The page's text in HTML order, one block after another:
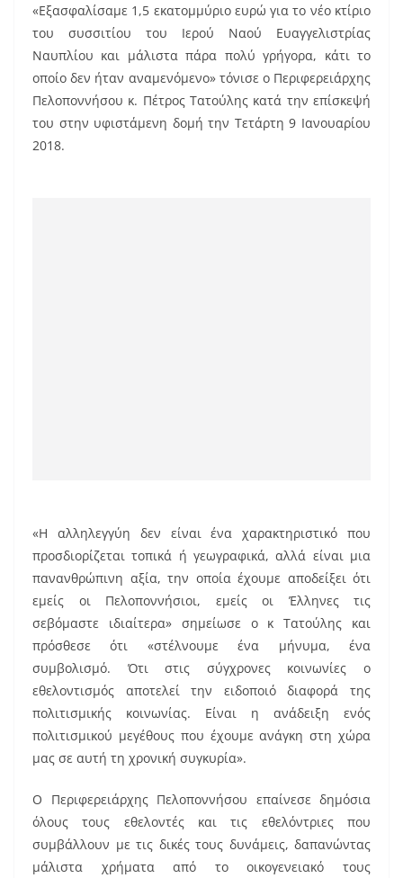
c
e
b
o
o
ai
l
er
e
st
«Εξασφαλίσαμε 1,5 εκατομμύριο ευρώ για το νέο κτίριο
του συσσιτίου του Ιερού Ναού Ευαγγελιστρίας
Ναυπλίου και μάλιστα πάρα πολύ γρήγορα, κάτι το
οποίο δεν ήταν αναμενόμενο» τόνισε ο Περιφερειάρχης
Πελοποννήσου κ. Πέτρος Τατούλης κατά την επίσκεψή
του στην υφιστάμενη δομή την Τετάρτη 9 Ιανουαρίου
2018.
«Η αλληλεγγύη δεν είναι ένα χαρακτηριστικό που
προσδιορίζεται τοπικά ή γεωγραφικά, αλλά είναι μια
πανανθρώπινη αξία, την οποία έχουμε αποδείξει ότι
εμείς οι Πελοποννήσιοι, εμείς οι Έλληνες τις
σεβόμαστε ιδιαίτερα» σημείωσε ο κ Τατούλης και
πρόσθεσε ότι «στέλνουμε ένα μήνυμα, ένα
συμβολισμό. Ότι στις σύγχρονες κοινωνίες ο
εθελοντισμός αποτελεί την ειδοποιό διαφορά της
πολιτισμικής κοινωνίας. Είναι η ανάδειξη ενός
πολιτισμικού μεγέθους που έχουμε ανάγκη στη χώρα
μας σε αυτή τη χρονική συγκυρία».
Ο Περιφερειάρχης Πελοποννήσου επαίνεσε δημόσια
όλους τους εθελοντές και τις εθελόντριες που
συμβάλλουν με τις δικές τους δυνάμεις, δαπανώντας
μάλιστα χρήματα από το οικογενειακό τους